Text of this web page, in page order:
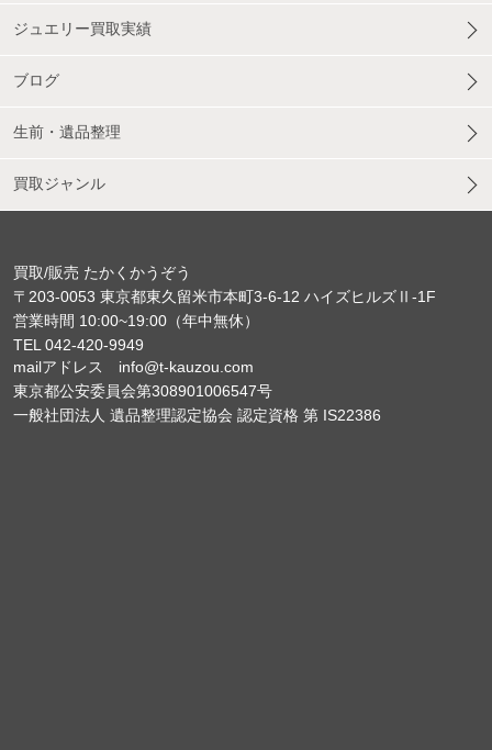
ジュエリー買取実績
ブログ
生前・遺品整理
買取ジャンル
買取/販売 たかくかうぞう
〒203-0053 東京都東久留米市本町3-6-12 ハイズヒルズⅡ-1F
営業時間 10:00~19:00（年中無休）
TEL 042-420-9949
mailアドレス info@t-kauzou.com
東京都公安委員会第308901006547号
一般社団法人 遺品整理認定協会 認定資格 第 IS22386